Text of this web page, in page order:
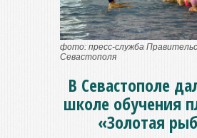
фото: пресс-служба
Севастополя
В Севастополе
школе обучения
«Золотая